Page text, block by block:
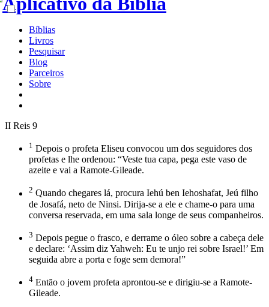
Bíblias
Livros
Pesquisar
Blog
Parceiros
Sobre
II Reis 9
1 Depois o profeta Eliseu convocou um dos seguidores dos
profetas e lhe ordenou: “Veste tua capa, pega este vaso de
azeite e vai a Ramote-Gileade.
2 Quando chegares lá, procura Iehú ben Iehoshafat, Jeú filho
de Josafá, neto de Ninsi. Dirija-se a ele e chame-o para uma
conversa reservada, em uma sala longe de seus companheiros.
3 Depois pegue o frasco, e derrame o óleo sobre a cabeça dele
e declare: ‘Assim diz Yahweh: Eu te unjo rei sobre Israel!’ Em
seguida abre a porta e foge sem demora!”
4 Então o jovem profeta aprontou-se e dirigiu-se a Ramote-
Gileade.